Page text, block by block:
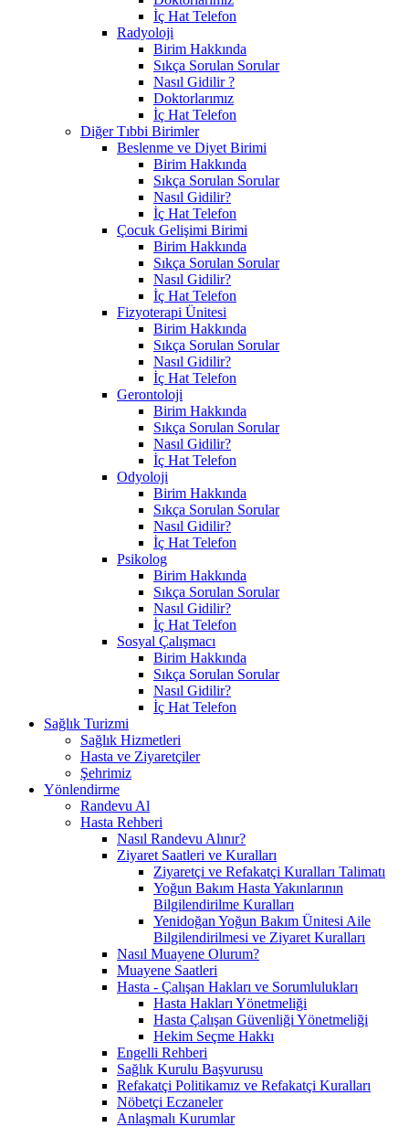
İç Hat Telefon
Radyoloji
Birim Hakkında
Sıkça Sorulan Sorular
Nasıl Gidilir ?
Doktorlarımız
İç Hat Telefon
Diğer Tıbbi Birimler
Beslenme ve Diyet Birimi
Birim Hakkında
Sıkça Sorulan Sorular
Nasıl Gidilir?
İç Hat Telefon
Çocuk Gelişimi Birimi
Birim Hakkında
Sıkça Sorulan Sorular
Nasıl Gidilir?
İç Hat Telefon
Fizyoterapi Ünitesi
Birim Hakkında
Sıkça Sorulan Sorular
Nasıl Gidilir?
İç Hat Telefon
Gerontoloji
Birim Hakkında
Sıkça Sorulan Sorular
Nasıl Gidilir?
İç Hat Telefon
Odyoloji
Birim Hakkında
Sıkça Sorulan Sorular
Nasıl Gidilir?
İç Hat Telefon
Psikolog
Birim Hakkında
Sıkça Sorulan Sorular
Nasıl Gidilir?
İç Hat Telefon
Sosyal Çalışmacı
Birim Hakkında
Sıkça Sorulan Sorular
Nasıl Gidilir?
İç Hat Telefon
Sağlık Turizmi
Sağlık Hizmetleri
Hasta ve Ziyaretçiler
Şehrimiz
Yönlendirme
Randevu Al
Hasta Rehberi
Nasıl Randevu Alınır?
Ziyaret Saatleri ve Kuralları
Ziyaretçi ve Refakatçi Kuralları Talimatı
Yoğun Bakım Hasta Yakınlarının
Bilgilendirilme Kuralları
Yenidoğan Yoğun Bakım Ünitesi Aile
Bilgilendirilmesi ve Ziyaret Kuralları
Nasıl Muayene Olurum?
Muayene Saatleri
Hasta - Çalışan Hakları ve Sorumlulukları
Hasta Hakları Yönetmeliği
Hasta Çalışan Güvenliği Yönetmeliği
Hekim Seçme Hakkı
Engelli Rehberi
Sağlık Kurulu Başvurusu
Refakatçi Politikamız ve Refakatçi Kuralları
Nöbetçi Eczaneler
Anlaşmalı Kurumlar